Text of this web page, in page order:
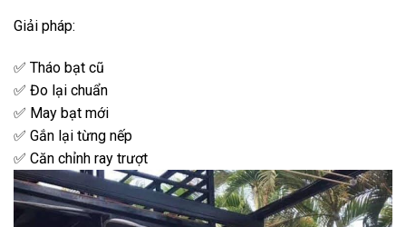
Giải pháp:
✅ Tháo bạt cũ
✅ Đo lại chuẩn
✅ May bạt mới
✅ Gắn lại từng nếp
✅ Căn chỉnh ray trượt